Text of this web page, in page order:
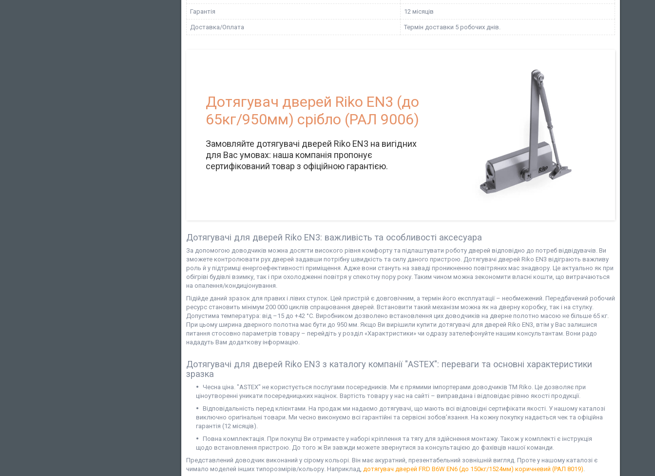
Гарантія 12 місяців
Доставка/Оплата Термін доставки 5 робочих днів.
Дотягувач дверей Riko EN3 (до
65кг/950мм) срібло (РАЛ 9006)
Замовляйте дотягувачі дверей Riko EN3 на вигідних
для Вас умовах: наша компанія пропонує
сертифікований товар з офіційною гарантією.
Дотягувачі для дверей Riko EN3: важливість та особливості аксесуара
За допомогою доводчиків можна досягти високого рівня комфорту та підлаштувати роботу дверей відповідно до потреб відвідувачів. Ви
зможете контролювати рух дверей задавши потрібну швидкість та силу даного пристрою. Дотягувачі дверей Riko EN3 відіграють важливу
роль й у підтримці енергоефективності приміщення. Адже вони стануть на заваді проникненню повітряних мас знадвору. Це актуально як при
обігріві будівлі взимку, так і при охолодженні повітря у спекотну пору року. Таким чином можна зекономити власні кошти, що витрачаються
на опалення/кондиціонування.
Підійде даний зразок для правих і лівих стулок. Цей пристрій є довговічним, а термін його експлуатації – необмежений. Передбачений робочий
ресурс становить мінімум 200 000 циклів спрацювання дверей. Встановити такий механізм можна як на дверну коробку, так і на стулку.
Допустима температура: від –15 до +42 °С. Виробником дозволено встановлення цих доводчиків на дверне полотно масою не більше 65 кг.
При цьому ширина дверного полотна має бути до 950 мм. Якщо Ви вирішили купити дотягувачі для дверей Riko EN3, втім у Вас залишися
питання стосовно параметрів товару – перейдіть у розділ «Характристики» чи одразу зателефонуйте нашим консультантам. Вони радо
нададуть Вам додаткову інформацію.
Дотягувачі для дверей Riko EN3 з каталогу компанії "ASTEX": переваги та основні характеристики
зразка
Чесна ціна. "ASTEX" не користується послугами посередників. Ми є прямими імпортерами доводчиків ТМ Riko. Це дозволяє при
ціноутворенні уникати посередницьких націнок. Вартість товару у нас на сайті – виправдана і відповідає рівню якості продукції.
Відповідальність перед клієнтами. На продаж ми надаємо дотягувачі, що мають всі відповідні сертифікати якості. У нашому каталозі
виключно оригінальні товари. Ми чесно виконуємо всі гарантійні та сервісні зобов’язання. На кожну покупку надається чек та офіційна
гарантія (12 місяців).
Повна комплектація. При покупці Ви отримаєте у наборі кріплення та тягу для здійснення монтажу. Також у комплекті є інструкція
щодо встановлення пристрою. До того ж Ви завжди можете звернутися за консультацією до фахівців нашої команди.
Представлений доводчик виконаний у сірому кольорі. Він має акуратний, презентабельний зовнішній вигляд. Проте у нашому каталозі є
чимало моделей інших типорозмірів/кольору. Наприклад, дотягувач дверей FRD B6W EN6 (до 150кг/1524мм) коричневий (РАЛ 8019)